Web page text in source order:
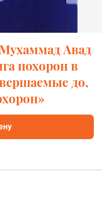
Авад
похорон в
до,